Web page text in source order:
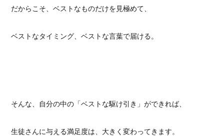
だからこそ、ベストなものだけを見極めて、
ベストなタイミング、ベストな言葉で届ける。
そんな、自分の中の「ベストな駆け引き」ができれば、
生徒さんに与える満足度は、大きく変わってきます。